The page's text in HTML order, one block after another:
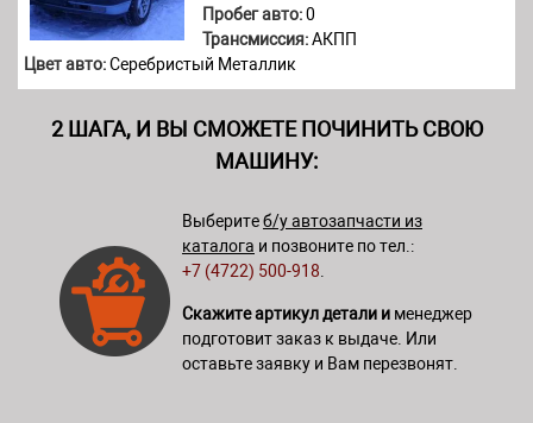
Пробег авто:0
Трансмиссия:АКПП
Цвет авто:Серебристый Металлик
2 ШАГА, И ВЫ СМОЖЕТЕ ПОЧИНИТЬ СВОЮ
МАШИНУ:
Выберитеб/у автозапчасти из
каталога и позвоните по тел.:
+7 (4722) 500-918
Скажите артикул детали и менеджер
подготовит заказ к выдаче. Или
оставьте заявку и Вам перезвонят.